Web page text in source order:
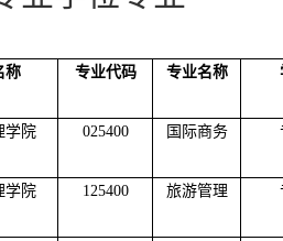
称 专业代码 专业名称
学院 025400 国际商务
学院 125400 旅游管理